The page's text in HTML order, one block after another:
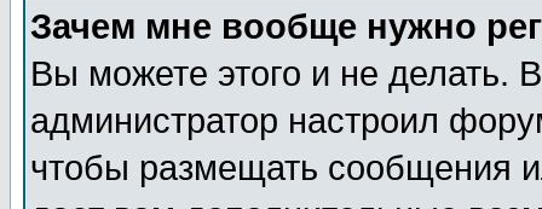
Зачем мне вообще нужно
Вы можете этого и не делать.
администратор настроил
чтобы размещать сообщения